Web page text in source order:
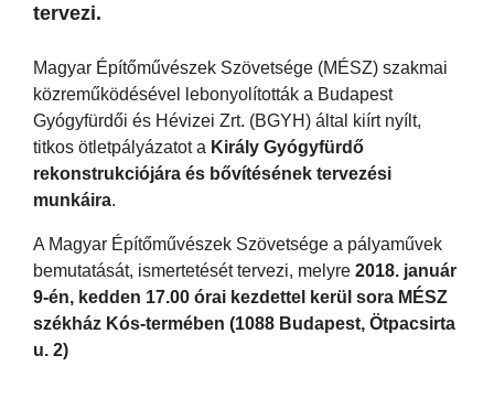
tervezi.
Magyar Építőművészek Szövetsége (MÉSZ) szakmai
közreműködésével lebonyolították a Budapest
Gyógyfürdői és Hévizei Zrt. (BGYH) által kiírt nyílt,
titkos ötletpályázatot a Király Gyógyfürdő
rekonstrukciójára és bővítésének tervezési
munkáira.
A Magyar Építőművészek Szövetsége a pályaművek
bemutatását, ismertetését tervezi, melyre 2018. január
9-én, kedden 17.00 órai kezdettel kerül sora MÉSZ
székház Kós-termében (1088 Budapest, Ötpacsirta
u. 2)